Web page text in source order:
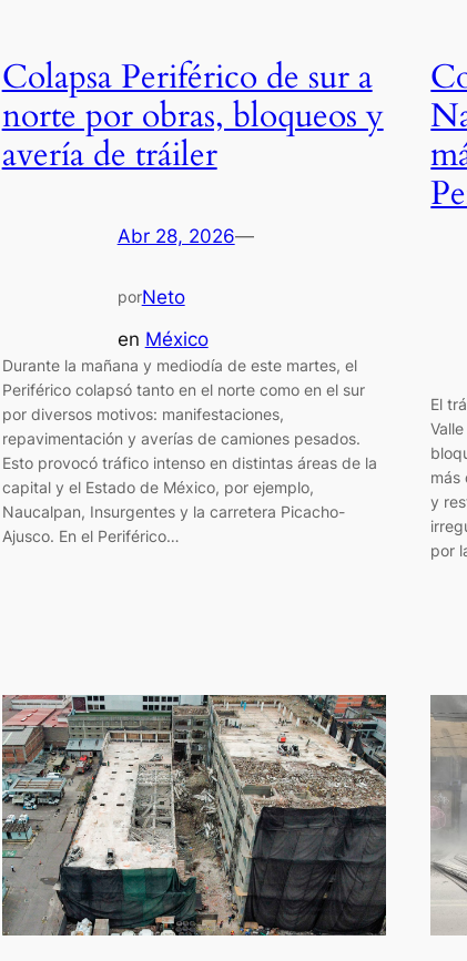
Colapsa Periférico de sur a
norte por obras, bloqueos y
avería de tráiler
Abr 28, 2026—
porNeto
en México
Durante la mañana y mediodía de este martes, el
Periférico colapsó tanto en el norte como en el sur
por diversos motivos: manifestaciones,
repavimentación y averías de camiones pesados.
Esto provocó tráfico intenso en distintas áreas de la
capital y el Estado de México, por ejemplo,
Naucalpan, Insurgentes y la carretera Picacho-
Ajusco. En el Periférico…
El
más
y
por